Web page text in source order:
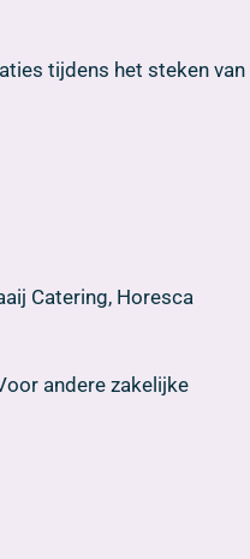
tijdens het steken van
Catering, Horesca
andere zakelijke